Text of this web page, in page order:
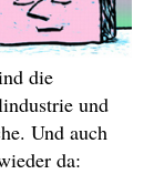
die
und
Und auch
da: